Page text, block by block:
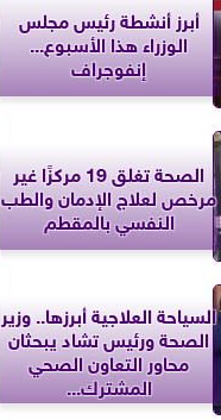
أبرز أنشطة رئيس مجلس
الوزراء هذا الأسبوع...
إنفوجراف
الصحة تغلق 19 مركزًا غير
مرخص لعلاج الإدمان والطب
النفسي بالمقطم
السياحة العلاجية أبرزها.. وزير
الصحة ورئيس تشاد يبحثان
محاور التعاون الصحي
المشترك...